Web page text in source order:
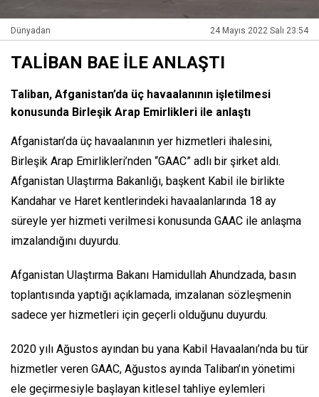
Dünyadan 24 Mayıs 2022 Salı 23:54
TALİBAN BAE İLE ANLAŞTI
Taliban, Afganistan’da üç havaalanının işletilmesi
konusunda Birleşik Arap Emirlikleri ile anlaştı
Afganistan’da üç havaalanının yer hizmetleri ihalesini,
Birleşik Arap Emirlikleri’nden “GAAC” adlı bir şirket aldı.
Afganistan Ulaştırma Bakanlığı, başkent Kabil ile birlikte
Kandahar ve Haret kentlerindeki havaalanlarında 18 ay
süreyle yer hizmeti verilmesi konusunda GAAC ile anlaşma
imzalandığını duyurdu.
Afganistan Ulaştırma Bakanı Hamidullah Ahundzada, basın
toplantısında yaptığı açıklamada, imzalanan sözleşmenin
sadece yer hizmetleri için geçerli olduğunu duyurdu.
2020 yılı Ağustos ayından bu yana Kabil Havaalanı’nda bu tür
hizmetler veren GAAC, Ağustos ayında Taliban’ın yönetimi
ele geçirmesiyle başlayan kitlesel tahliye eylemleri